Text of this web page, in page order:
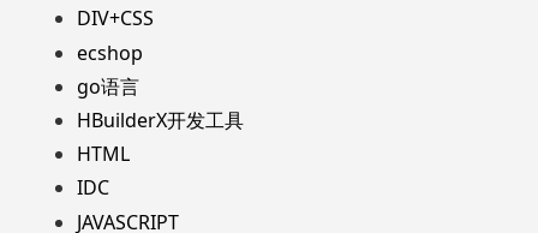
DIV+CSS
ecshop
go语言
HBuilderX开发工具
HTML
IDC
JAVASCRIPT